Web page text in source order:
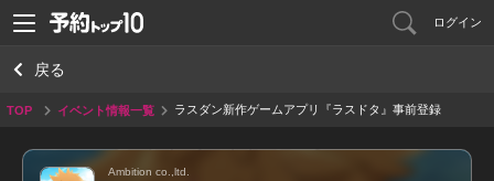
ログイン
戻る
TOP イベント情報一覧
ラスダン新作ゲームアプリ『ラスドタ』事前登録
Ambition co.,ltd.